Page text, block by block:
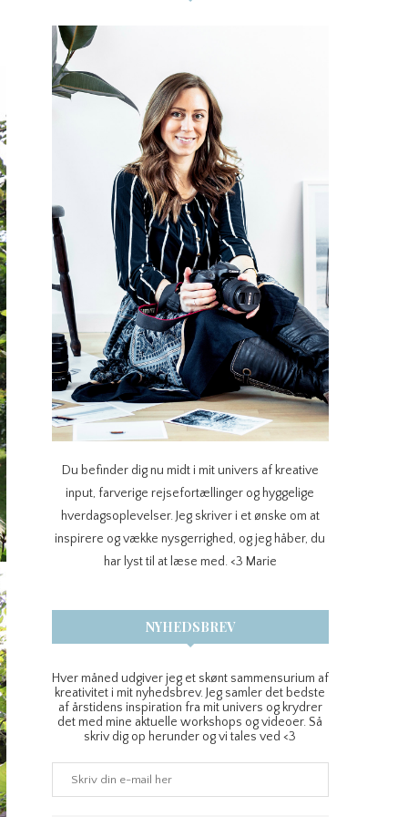
Du befinder dig nu midt i mit univers af kreative
input, farverige rejsefortællinger og hyggelige
hverdagsoplevelser. Jeg skriver i et ønske om at
inspirere og vække nysgerrighed, og jeg håber, du
har lyst til at læse med. <3 Marie
NYHEDSBREV
Hver måned udgiver jeg et skønt sammensurium af
kreativitet i mit nyhedsbrev. Jeg samler det bedste
af årstidens inspiration fra mit univers og krydrer
det med mine aktuelle workshops og videoer. Så
skriv dig op herunder og vi tales ved <3